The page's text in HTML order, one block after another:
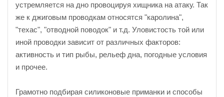
устремляется на дно провоцируя хищника на атаку. Так
же к джиговым проводкам относятся "каролина",
"техас", "отводной поводок" и т.д. Уловистость той или
иной проводки зависит от различных факторов:
активность и тип рыбы, рельеф дна, погодные условия
и прочее.
Грамотно подбирая силиконовые приманки и способы